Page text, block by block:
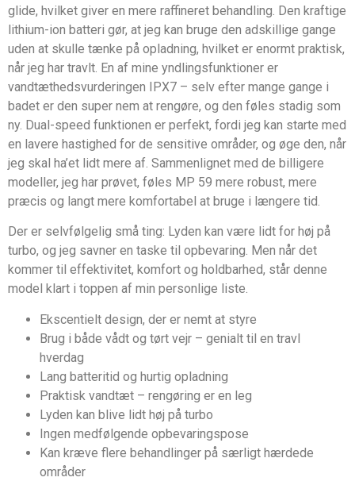
glide, hvilket giver en mere raffineret behandling. Den kraftige
lithium-ion batteri gør, at jeg kan bruge den adskillige gange
uden at skulle tænke på opladning, hvilket er enormt praktisk,
når jeg har travlt. En af mine yndlingsfunktioner er
vandtæthedsvurderingen IPX7 – selv efter mange gange i
badet er den super nem at rengøre, og den føles stadig som
ny. Dual-speed funktionen er perfekt, fordi jeg kan starte med
en lavere hastighed for de sensitive områder, og øge den, når
jeg skal ha’et lidt mere af. Sammenlignet med de billigere
modeller, jeg har prøvet, føles MP 59 mere robust, mere
præcis og langt mere komfortabel at bruge i længere tid.
Der er selvfølgelig små ting: Lyden kan være lidt for høj på
turbo, og jeg savner en taske til opbevaring. Men når det
kommer til effektivitet, komfort og holdbarhed, står denne
model klart i toppen af min personlige liste.
Ekscentielt design, der er nemt at styre
Brug i både vådt og tørt vejr – genialt til en travl
hverdag
Lang batteritid og hurtig opladning
Praktisk vandtæt – rengøring er en leg
Lyden kan blive lidt høj på turbo
Ingen medfølgende opbevaringspose
Kan kræve flere behandlinger på særligt hærdede
områder